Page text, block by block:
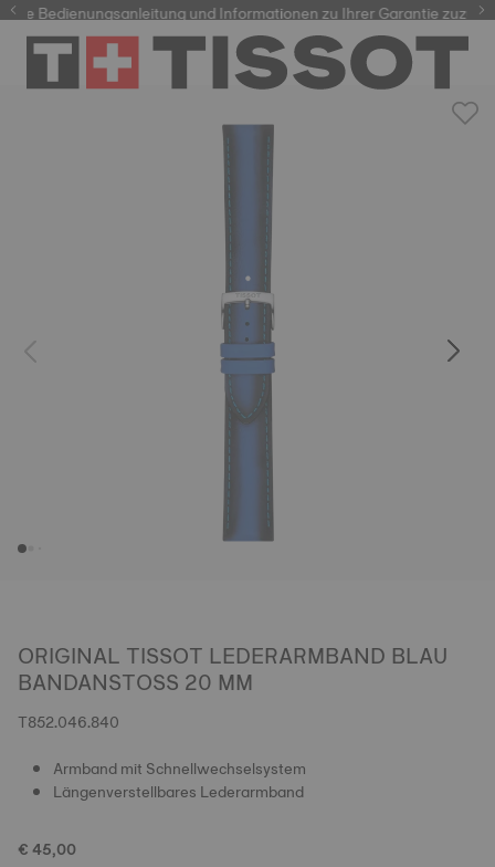
Bedienungsanleitung und Informationen zu Ihrer Garantie
ORIGINAL TISSOT LEDERARMBAND BLAU
BANDANSTOSS 20 MM
T852.046.840
Armband mit Schnellwechselsystem
Längenverstellbares Lederarmband
€ 45,00